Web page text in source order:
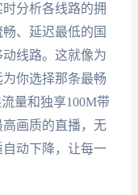
分析各线路的拥
、延迟最低的国
线路。这就像为
你选择那条最畅
量和独享100M带
画质的直播，无
动下降，让每一